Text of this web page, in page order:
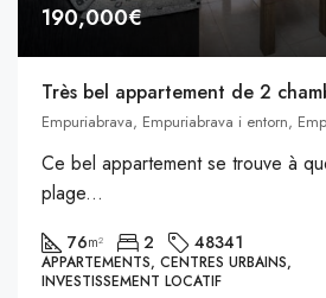
190,000€
Ce bel appartement se trouve à
plage...
76m² 2 48341
APPARTEMENTS, CENTRES URBAINS,
INVESTISSEMENT LOCATIF